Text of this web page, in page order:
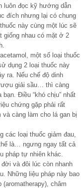
luôn đọc kỹ hướng dẫn
đích nhưng lại có chung
này cùng một lúc sẽ
giống nhau có mặt ở 2
một số loại thuốc
dụng 2 loại thuốc này
ra. Nếu chế độ dinh
giải sầu… thì càng
Điều “khó chịu” nhất
chứng gặp phải rất
càng làm cho lá gan bị
các loại thuốc giảm đau,
là… ngưng ngay tất cả
pháp tự nhiên khác.
và đôi lúc còn nhanh
Những liệu pháp này bao
châm